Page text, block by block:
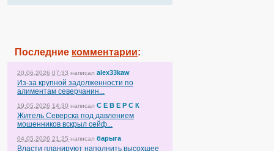
Последние комментарии:
20.06.2026 07:33 написал alex33kaw
Из-за крупной задолженности по
алиментам северчанин...
19.05.2026 14:30 написал С Е В Е Р С К
Житель Северска под давлением
мошенников вскрыл сейф...
04.05.2026 21:25 написал барыга
Власти планируют наполнить высохшее